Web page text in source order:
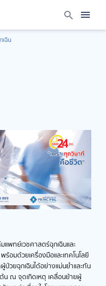
เฉิน
แพทย์เวชศาสตร์ฉุกเฉินและ
อมด้วยเครื่องมือและเทคโนโลยี
วยฉุกเฉินได้อย่างแม่นยำและทัน
น ณ จุดเกิดเหตุ เคลื่อนย้ายผู้